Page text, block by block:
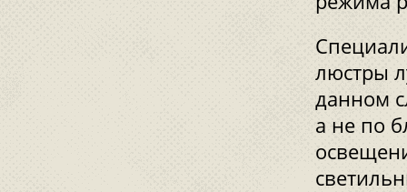
люстры
данном
а не по